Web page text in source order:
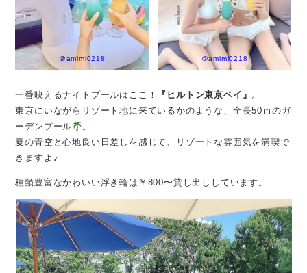
＠amimi0218 ＠amimi0218
一番映えるナイトプールはここ！ 『ヒルトン東京ベイ』 。
東京にいながらリゾート地に来ているかのような、全長50ｍのガ
ーデンプール
。
夏の青空と心地良い日差しを感じて、リゾートな雰囲気を満喫で
きますよ♪
種類豊富なかわいい浮き輪は￥800〜貸し出ししています。